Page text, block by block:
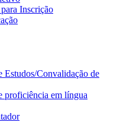
Inscrição
Estudos/Convalidação de
proficiência em língua